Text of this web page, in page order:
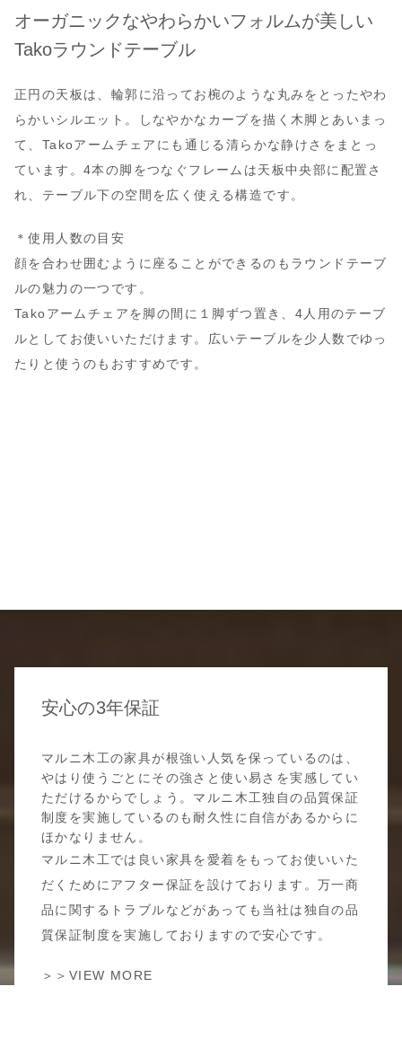
オーガニックなやわらかいフォルムが美しい
Takoラウンドテーブル
正円の天板は、輪郭に沿ってお椀のような丸みをとったやわ
らかいシルエット。しなやかなカーブを描く木脚とあいまっ
て、Takoアームチェアにも通じる清らかな静けさをまとっ
ています。4本の脚をつなぐフレームは天板中央部に配置さ
れ、テーブル下の空間を広く使える構造です。
＊使用人数の目安
顔を合わせ囲むように座ることができるのもラウンドテーブ
ルの魅力の一つです。
Takoアームチェアを脚の間に１脚ずつ置き、4人用のテーブ
ルとしてお使いいただけます。広いテーブルを少人数でゆっ
たりと使うのもおすすめです。
安心の3年保証
マルニ木工の家具が根強い人気を保っているのは、
やはり使うごとにその強さと使い易さを実感してい
ただけるからでしょう。マルニ木工独自の品質保証
制度を実施しているのも耐久性に自信があるからに
ほかなりません。
マルニ木工では良い家具を愛着をもってお使いいた
だくためにアフター保証を設けております。万一商
品に関するトラブルなどがあっても当社は独自の品
質保証制度を実施しておりますので安心です。
＞＞VIEW MORE